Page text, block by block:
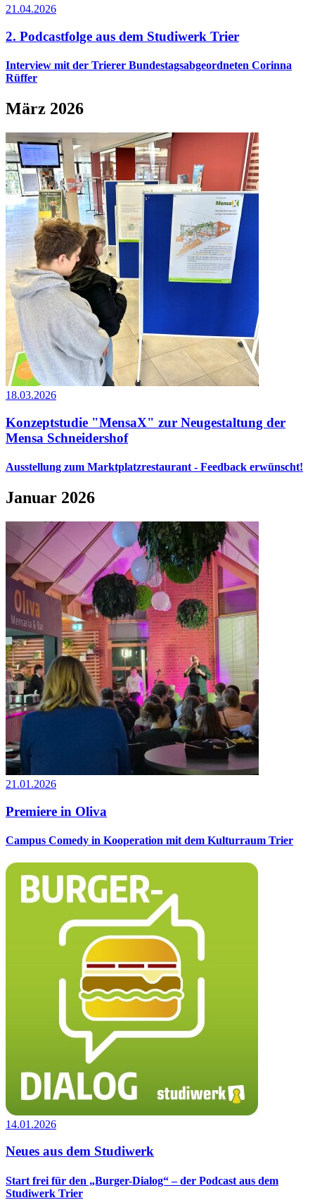
21.04.2026
2. Podcastfolge aus dem Studiwerk Trier
Interview mit der Trierer Bundestagsabgeordneten Corinna
Rüffer
März 2026
18.03.2026
Konzeptstudie "MensaX" zur Neugestaltung der
Mensa Schneidershof
Ausstellung zum Marktplatzrestaurant - Feedback erwünscht!
Januar 2026
21.01.2026
Premiere in Oliva
Campus Comedy in Kooperation mit dem Kulturraum Trier
14.01.2026
Neues aus dem Studiwerk
Start frei für den „Burger-Dialog“ – der Podcast aus dem
Studiwerk Trier